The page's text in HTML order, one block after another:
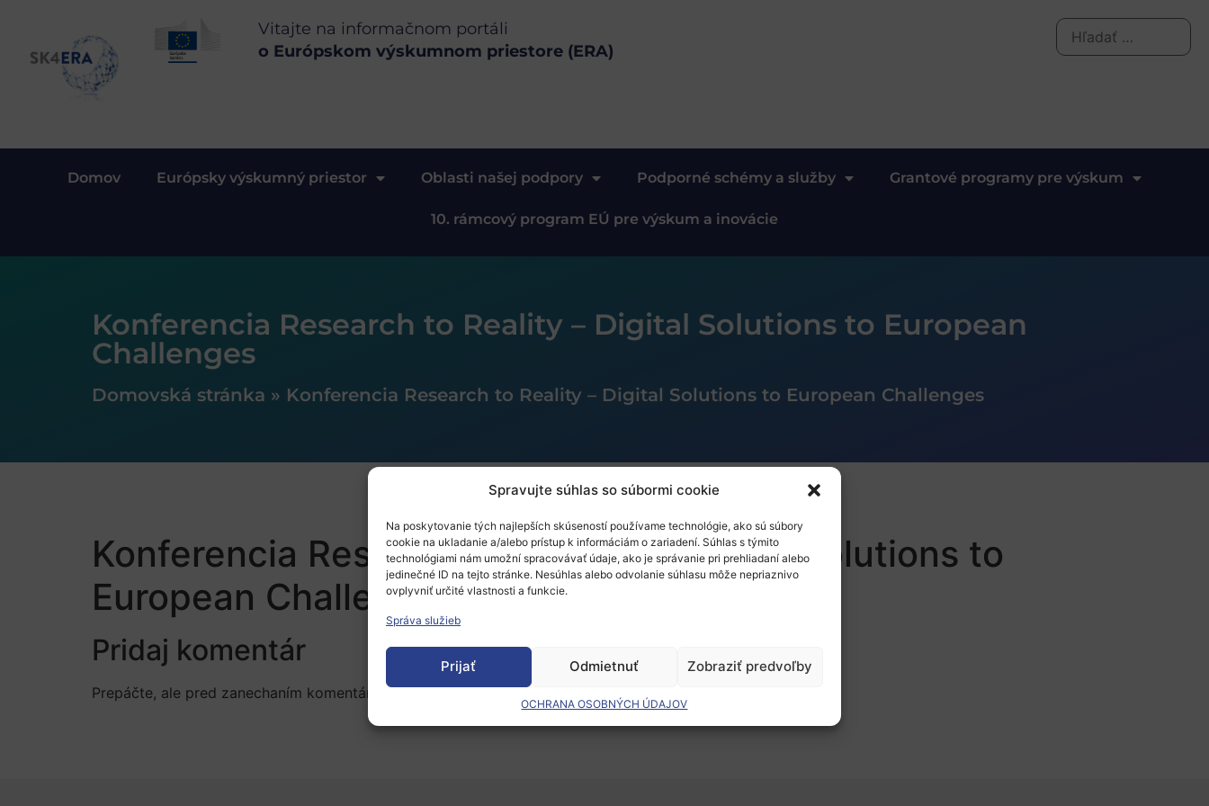
Spravujte súhlas so súbormi cookie
Na poskytovanie tých najlepších skúseností používame technológie, ako sú súbory
cookie na ukladanie a/alebo prístup k informáciám o zariadení. Súhlas s týmito
technológiami nám umožní spracovávať údaje, ako je správanie pri prehliadaní alebo
jedinečné ID na tejto stránke. Nesúhlas alebo odvolanie súhlasu môže nepriaznivo
ovplyvniť určité vlastnosti a funkcie.
Správa služieb
Prijať Odmietnuť Zobraziť predvoľby
OCHRANA OSOBNÝCH ÚDAJOV
Vitajte na informačnom portáli
o Európskom výskumnom priestore (ERA)
Domov Európsky výskumný priestor Oblasti našej podpory Podporné schémy a služby Grantové programy pre výskum
10. rámcový program EÚ pre výskum a inovácie
Konferencia Research to Reality – Digital Solutions to European
Challenges
Domovská stránka » Konferencia Research to Reality – Digital Solutions to European Challenges
Konferencia Research to Reality – Digital Solutions to
European Challenges
Pridaj komentár
Prepáčte, ale pred zanechaním komentára sa musíteprihlásiť.